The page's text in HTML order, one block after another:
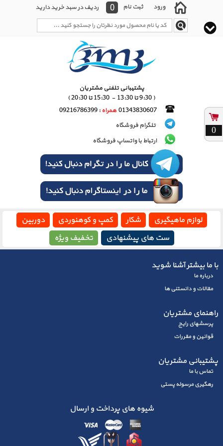
ورود ثبت نام 0 ردیف در سبد خرید دارید
پشتیبانی تلفنی مشتریان
( 9:30 تا 13:30 - 15:30 تا 20:30 )
01343830607 همراه : 09216786399
تلگرام فروشگاه
ارتباط با واتساپ فروشگاه
لوازم ماهیگیری شکار کمپ و کوهنوردی
دوربین
ست های پیشنهادی
تخفیف ویژه
با ما بیشتر آشنا شوید
درباره ما
مقالات و دانستنی ها
راهنمای مشتریان
پرسشهای رايج
قوانین و مقررات
پشتیبانی مشتریان
تماس با ما
رهگیری مرسوله پستی
شیوه های پرداخت و ارسال
0